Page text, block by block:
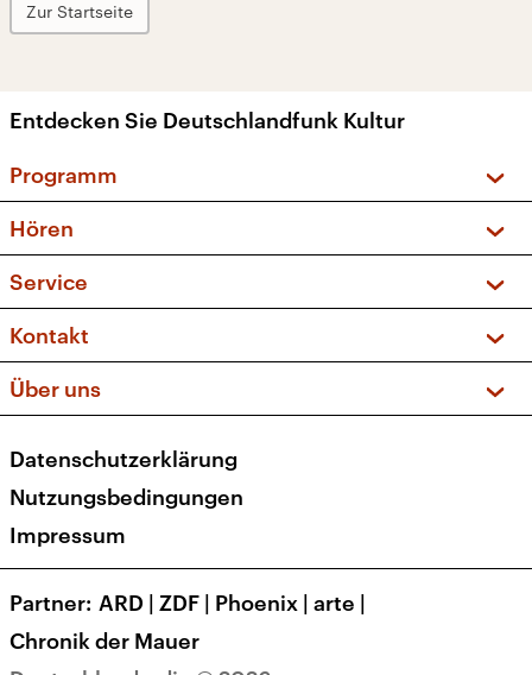
Zur Startseite
Entdecken Sie Deutschlandfunk Kultur
Programm
Sendungen und Podcasts
Musikliste
Kakadu – Das Kinderprogramm
Hören
Frequenzen (UKW + DAB+)
Service
FAQ
Apps
Newsletter
Kontakt
Social Media
Über uns
Presse
Karriere
Transparenz
Datenschutzerklärung
Nutzungsbedingungen
Impressum
Partner ARD | ZDF | Phoenix | arte |
Chronik der Mauer